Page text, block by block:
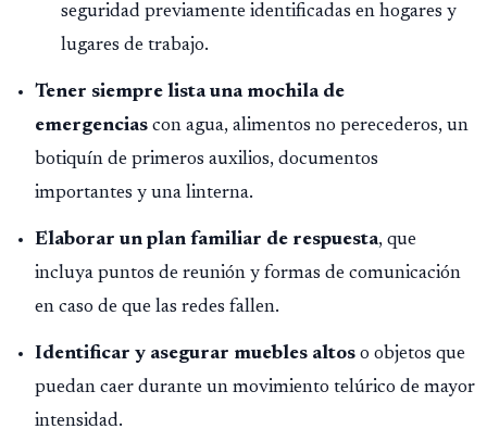
seguridad previamente identificadas en hogares y
lugares de trabajo.
Tener siempre lista una mochila de
emergencias con agua, alimentos no perecederos, un
botiquín de primeros auxilios, documentos
importantes y una linterna.
Elaborar un plan familiar de respuesta, que
incluya puntos de reunión y formas de comunicación
en caso de que las redes fallen.
Identificar y asegurar muebles altos o objetos que
puedan caer durante un movimiento telúrico de mayor
intensidad.